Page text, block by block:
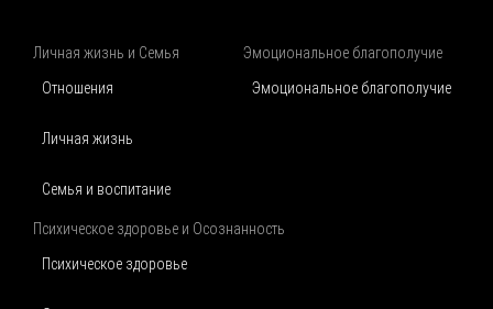
Личная жизнь и Семья
Отношения
Личная жизнь
Семья и воспитание
Эмоциональное благополучие
Эмоциональное благополучие
Психическое здоровье и Осознанность
Психическое здоровье